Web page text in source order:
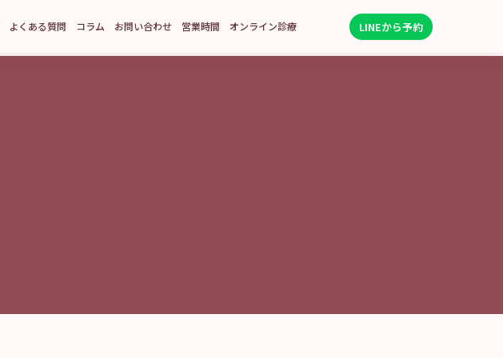
よくある質問 コラム お問い合わせ 営業時間 オンライン診療 LINEから予約